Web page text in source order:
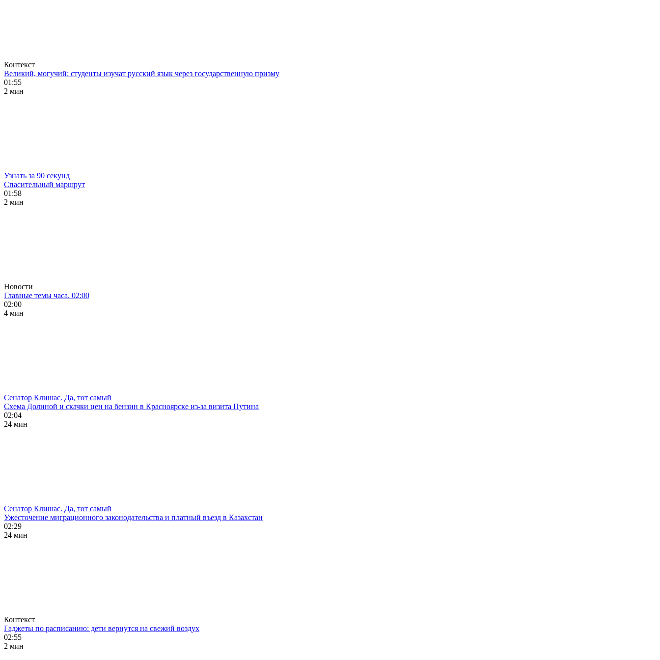
Контекст
Великий, могучий: студенты изучат русский язык через государственную призму
01:55
2 мин
Узнать за 90 секунд
Спасительный маршрут
01:58
2 мин
Новости
Главные темы часа. 02:00
02:00
4 мин
Сенатор Клишас. Да, тот самый
Схема Долиной и скачки цен на бензин в Красноярске из-за визита Путина
02:04
24 мин
Сенатор Клишас. Да, тот самый
Ужесточение миграционного законодательства и платный въезд в Казахстан
02:29
24 мин
Контекст
Гаджеты по расписанию: дети вернутся на свежий воздух
02:55
2 мин